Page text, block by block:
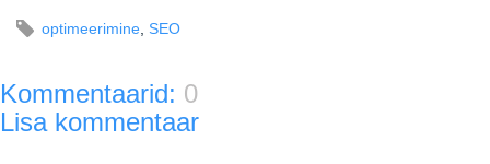
optimeerimine SEO
Kommentaarid: 0
Lisa kommentaar